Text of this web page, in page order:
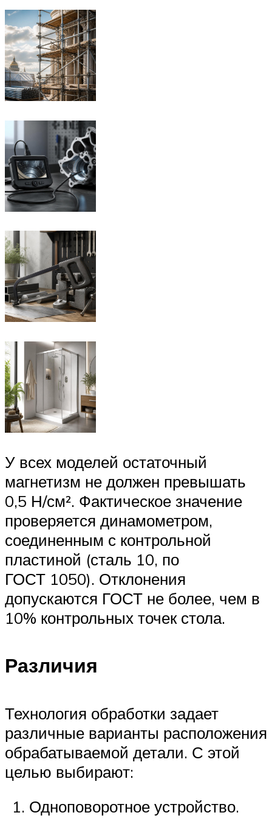
У всех моделей остаточный
магнетизм не должен превышать
0,5 Н/см². Фактическое значение
проверяется динамометром,
соединенным с контрольной
пластиной (сталь 10, по
ГОСТ 1050). Отклонения
допускаются ГОСТ не более, чем в
10% контрольных точек стола.
Различия
Технология обработки задает
различные варианты расположения
обрабатываемой детали. С этой
целью выбирают:
Одноповоротное устройство.